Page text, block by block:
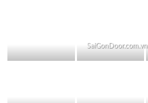
SaiGonDoor.com.vn